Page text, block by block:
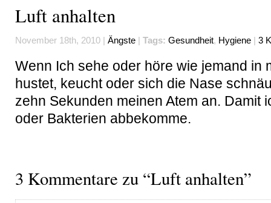
Luft anhalten
November 18th, 2010 | Ängste | Tags: Gesundheit, Hygiene | 3
Wenn Ich sehe oder höre wie jemand in
hustet, keucht oder sich die Nase
zehn Sekunden meinen Atem an. Damit
oder Bakterien abbekomme.
3 Kommentare zu “Luft anhalten”